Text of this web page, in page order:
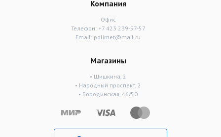
Компания
Офис
Телефон: +7 423 239-57-57
Email: polimet@mail.ru
Магазины
• Шишкина, 2
• Народный проспект, 2
• Бородинская, 46/50